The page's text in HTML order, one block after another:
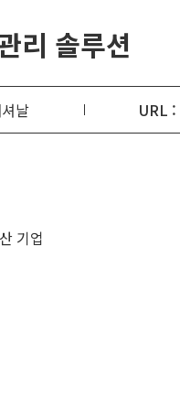
리 솔루션
날 URL :
기업